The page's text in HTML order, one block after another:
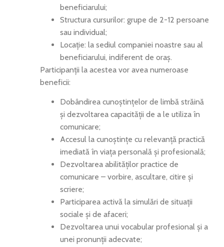
beneficiarului;
Structura cursurilor: grupe de 2-12 persoane
sau individual;
Locație: la sediul companiei noastre sau al
beneficiarului, indiferent de oraș.
Participanții la acestea vor avea numeroase
beneficii:
Dobândirea cunoștințelor de limbă străină
și dezvoltarea capacității de a le utiliza în
comunicare;
Accesul la cunoștințe cu relevanță practică
imediată în viața personală și profesională;
Dezvoltarea abilităților practice de
comunicare – vorbire, ascultare, citire și
scriere;
Participarea activă la simulări de situații
sociale și de afaceri;
Dezvoltarea unui vocabular profesional și a
unei pronunții adecvate;